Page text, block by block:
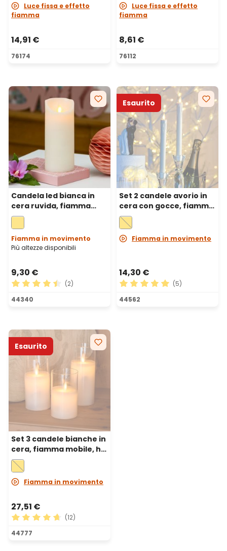
Luce fissa e effetto
fiamma
14,91 €
76174
Luce fissa e effetto
fiamma
8,61 €
76112
Candela led bianca in
cera ruvida, fiamma
mobile, h 18 cm, Ø 7,5 cm
Fiamma in movimento
Più altezze disponibili
9,30 €
Valutazione media di 4.5 su 5 stelle
(2)
44340
Esaurito
Set 2 candele avorio in
cera con gocce, fiamma
mobile, h 23 cm, Ø 2,3
cm, led bianco caldo
Fiamma in movimento
14,30 €
Valutazione media di 5 su
(5)
44562
Esaurito
Set 3 candele bianche in
cera, fiamma mobile, h
12,5-15-17,5, Ø 7,5 cm,
vetro trasparente
Fiamma in movimento
27,51 €
Valutazione media di 4.75 su 5 stelle
(12)
44777